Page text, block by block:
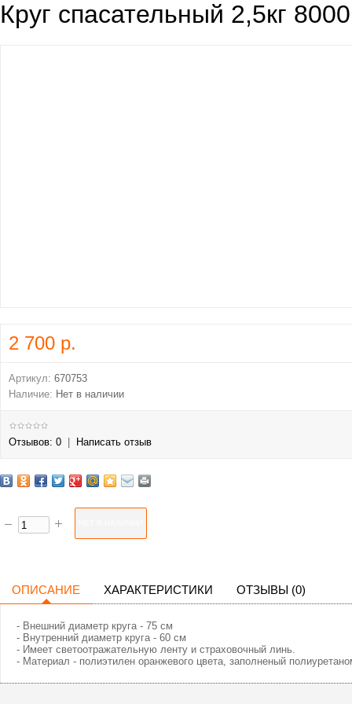
Круг спасательный 2,5кг
2 700 р.
Артикул: 670753
Наличие: Нет в наличии
Отзывов: 0 Написать отзыв
ОПИСАНИЕ ХАРАКТЕРИСТИКИ ОТЗЫВЫ (0)
- Внешний диаметр круга - 75 см
- Внутренний диаметр круга - 60 см
- Имеет светоотражательную ленту и страховочный линь.
- Материал - полиэтилен оранжевого цвета, заполненый